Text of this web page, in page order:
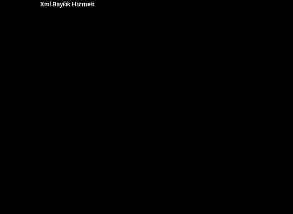
Xml Bayilik Hizmeti